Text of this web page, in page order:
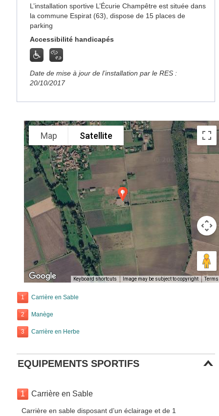
L’installation sportive L’Écurie Champêtre est située dans
la commune Espirat (63), dispose de 15 places de
parking
Accessibilité handicapés
Date de mise à jour de l’installation par le RES :
20/10/2017
Map Satellite
Keyboard shortcuts Image may be subject to copyright Terms
1 Carrière en Sable
2 Manège
3 Carrière en Herbe
EQUIPEMENTS SPORTIFS
1 Carrière en Sable
Carrière en sable disposant d’un éclairage et de 1